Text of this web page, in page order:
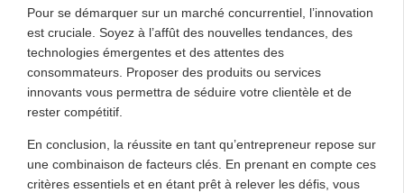
Pour se démarquer sur un marché concurrentiel, l’innovation
est cruciale. Soyez à l’affût des nouvelles tendances, des
technologies émergentes et des attentes des
consommateurs. Proposer des produits ou services
innovants vous permettra de séduire votre clientèle et de
rester compétitif.
En conclusion, la réussite en tant qu’entrepreneur repose sur
une combinaison de facteurs clés. En prenant en compte ces
critères essentiels et en étant prêt à relever les défis, vous